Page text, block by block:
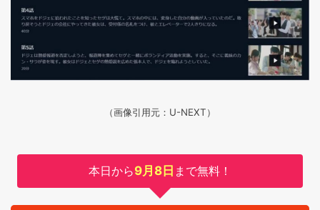
（画像引用元：U-NEXT）
本日から9月8日 まで無料！